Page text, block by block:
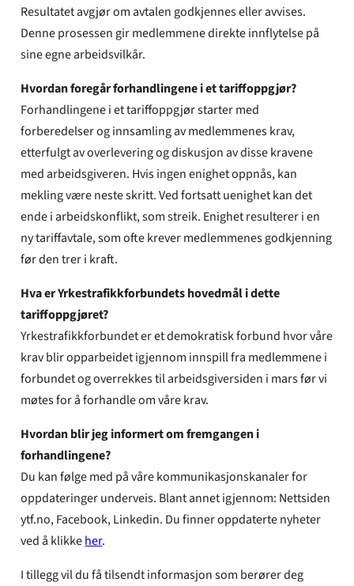
Resultatet avgjør om avtalen godkjennes eller avvises.
Denne prosessen gir medlemmene direkte innflytelse på
sine egne arbeidsvilkår.
Hvordan foregår forhandlingene i et tariffoppgjør?
Forhandlingene i et tariffoppgjør starter med
forberedelser og innsamling av medlemmenes krav,
etterfulgt av overlevering og diskusjon av disse kravene
med arbeidsgiveren. Hvis ingen enighet oppnås, kan
mekling være neste skritt. Ved fortsatt uenighet kan det
ende i arbeidskonflikt, som streik. Enighet resulterer i en
ny tariffavtale, som ofte krever medlemmenes godkjenning
før den trer i kraft.
Hva er Yrkestrafikkforbundets hovedmål i dette
tariffoppgjøret?
Yrkestrafikkforbundet er et demokratisk forbund hvor våre
krav blir opparbeidet igjennom innspill fra medlemmene i
forbundet og overrekkes til arbeidsgiversiden i mars før vi
møtes for å forhandle om våre krav.
Hvordan blir jeg informert om fremgangen i
forhandlingene?
Du kan følge med på våre kommunikasjonskanaler for
oppdateringer underveis. Blant annet igjennom: Nettsiden
ytf.no, Facebook, Linkedin. Du finner oppdaterte nyheter
ved å klikkeher.
I tillegg vil du få tilsendt informasjon som berører deg